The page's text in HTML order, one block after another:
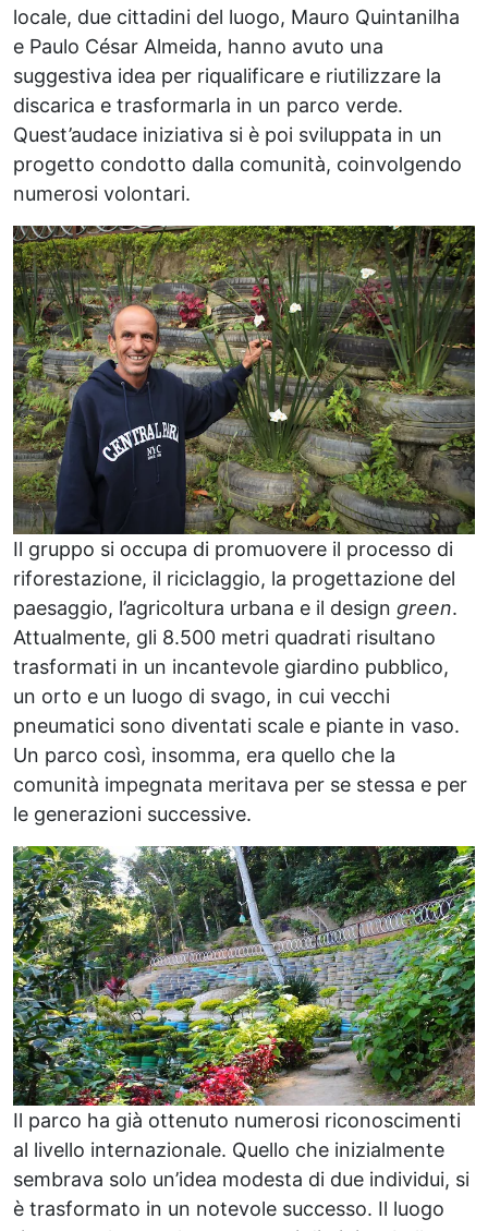
locale, due cittadini del luogo, Mauro Quintanilha
e Paulo César Almeida, hanno avuto una
suggestiva idea per riqualificare e riutilizzare la
discarica e trasformarla in un parco verde.
Quest’audace iniziativa si è poi sviluppata in un
progetto condotto dalla comunità, coinvolgendo
numerosi volontari.
Il gruppo si occupa di promuovere il processo di
riforestazione, il riciclaggio, la progettazione del
paesaggio, l’agricoltura urbana e il design green.
Attualmente, gli 8.500 metri quadrati risultano
trasformati in un incantevole giardino pubblico,
un orto e un luogo di svago, in cui vecchi
pneumatici sono diventati scale e piante in vaso.
Un parco così, insomma, era quello che la
comunità impegnata meritava per se stessa e per
le generazioni successive.
Il parco ha già ottenuto numerosi riconoscimenti
al livello internazionale. Quello che inizialmente
sembrava solo un’idea modesta di due individui, si
è trasformato in un notevole successo. Il luogo